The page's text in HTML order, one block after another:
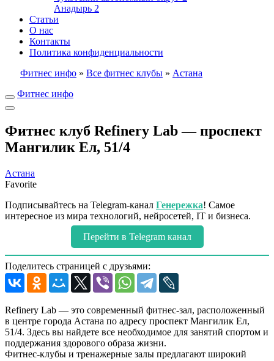
Анадырь 2
Статьи
О нас
Контакты
Политика конфиденциальности
Фитнес инфо » Все фитнес клубы » Астана
Фитнес инфо
Фитнес клуб Refinery Lab — проспект
Мангилик Ел, 51/4
Астана
Favorite
Подписывайтесь на Telegram-канал Генережка! Самое
интересное из мира технологий, нейросетей, IT и бизнеса.
Перейти в Telegram канал
Поделитесь страницей с друзьями:
Refinery Lab — это современный фитнес-зал, расположенный
в центре города Астана по адресу проспект Мангилик Ел,
51/4. Здесь вы найдете все необходимое для занятий спортом и
поддержания здорового образа жизни.
Фитнес-клубы и тренажерные залы предлагают широкий